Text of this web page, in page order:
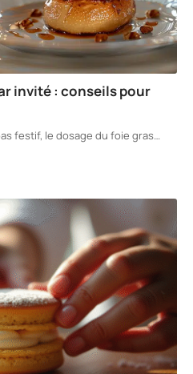
invité : conseils pour
festif, le dosage du foie gras…